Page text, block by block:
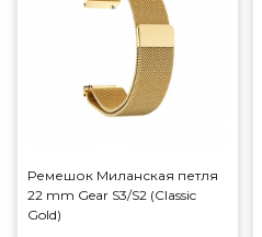
Ремешок Миланская петля
22 mm Gear S3/S2 (Classic
Gold)